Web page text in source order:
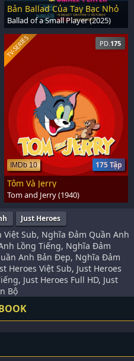
Bản Ballad Của Tay Bạc Nhỏ
Ballad of a Small Player (2025)
PD.175
175 Tập
IMDb 10
TV-SERIES
Tôm Và Jerry
Tom and Jerry (1940)
Just Heroes
Sub, Nghĩa Đảm Quần Anh
Lồng Tiếng, Nghĩa Đảm
Anh Bản Đẹp, Nghĩa Đảm
Heroes Việt Sub, Just Heroes
Just Heroes Full HD, Just
Bộ